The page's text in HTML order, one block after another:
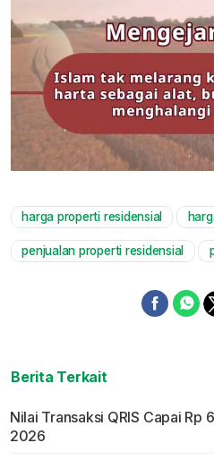
harga properti residensial
penjualan properti residensial
Berita Terkait
Nilai Transaksi QRIS Capai
2026